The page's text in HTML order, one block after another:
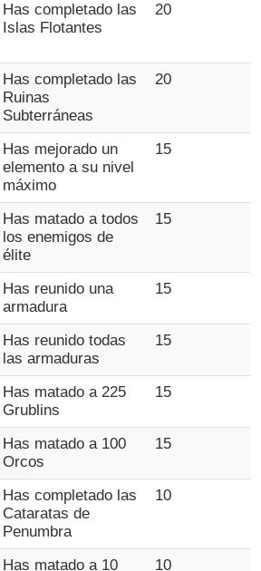
Has completado las
Islas Flotantes
20
Has completado las
Ruinas
Subterráneas
20
Has mejorado un
elemento a su nivel
máximo
15
Has matado a todos
los enemigos de
élite
15
Has reunido una
armadura
15
Has reunido todas
las armaduras
15
Has matado a 225
Grublins
15
Has matado a 100
Orcos
15
Has completado las
Cataratas de
Penumbra
10
Has matado a 10
10